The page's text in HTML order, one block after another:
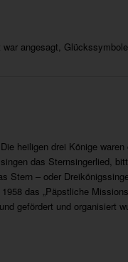
angesagt,
heiligen drei Könige
das Sternsingerlied,
Stern – oder
das „Päpstliche
gefördert und organisiert